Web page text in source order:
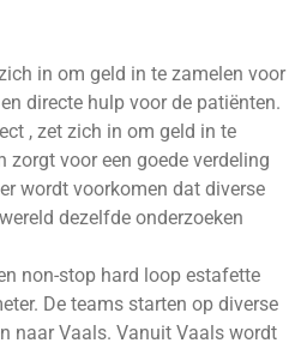
in om geld in te zamelen voor
directe hulp voor de patiënten.
, zet zich in om geld in te
zorgt voor een goede verdeling
wordt voorkomen dat diverse
dezelfde onderzoeken
non-stop hard loop estafette
De teams starten op diverse
naar Vaals. Vanuit Vaals wordt